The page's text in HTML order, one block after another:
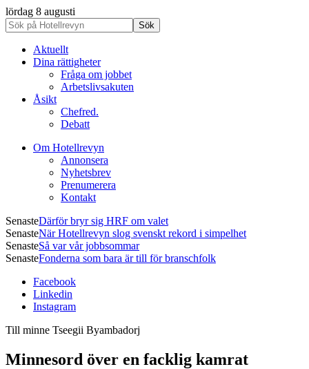
lördag 8 augusti
Aktuellt
Dina rättigheter
Fråga om jobbet
Arbetslivsakuten
Åsikt
Chefred.
Debatt
Om Hotellrevyn
Annonsera
Nyhetsbrev
Prenumerera
Kontakt
SenasteDärför bryr sig HRF om valet
SenasteNär Hotellrevyn slog svenskt rekord i simpelhet
SenasteSå var vår jobbsommar
SenasteFonderna som bara är till för branschfolk
Facebook
Linkedin
Instagram
Till minne Tseegii Byambadorj
Minnesord över en facklig kamrat